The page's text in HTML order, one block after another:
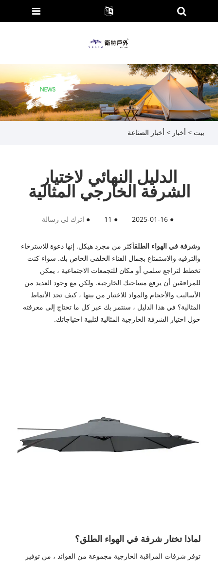
بيت > أخبار > أخبار الصناعة
الدليل النهائي لاختيار
الشرفة الخارجي المثالية
●
2025-01-16
●
11
● اترك لي رسالة
وشرفة في الهواء الطلقأكثر من مجرد هيكل. إنها دعوة للاسترخاء
والترفيه والاستمتاع بجمال الفناء الخلفي الخاص بك. سواء كنت
تخطط لتراجع سلمي أو مكان للتجمعات الاجتماعية ، يمكن
للمرافقين أن يرفع مساحتك الخارجية. ولكن مع وجود العديد من
الأساليب والأحجام والمواد للاختيار من بينها ، كيف تجد الأنماط
المثالية؟ في هذا الدليل ، سنتمر بك عبر كل ما تحتاج إلى معرفته
حول اختيار الشرفة الخارجية المثالية لتلبية احتياجاتك.
لماذا تختار شرفة في الهواء الطلق؟
توفر شرفات المراقبة الخارجية مجموعة من الفوائد ، من توفير